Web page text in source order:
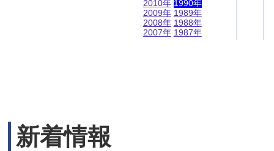
2010年
2009年
2008年
2007年
1990年
1989年
1988年
1987年
新着情報